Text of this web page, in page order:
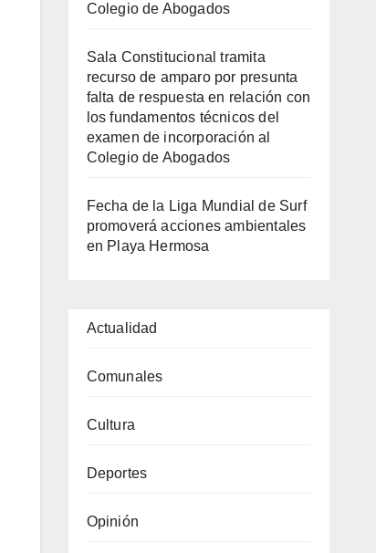
Colegio de Abogados
Sala Constitucional tramita
recurso de amparo por presunta
falta de respuesta en relación con
los fundamentos técnicos del
examen de incorporación al
Colegio de Abogados
Fecha de la Liga Mundial de Surf
promoverá acciones ambientales
en Playa Hermosa
Actualidad
Comunales
Cultura
Deportes
Opinión